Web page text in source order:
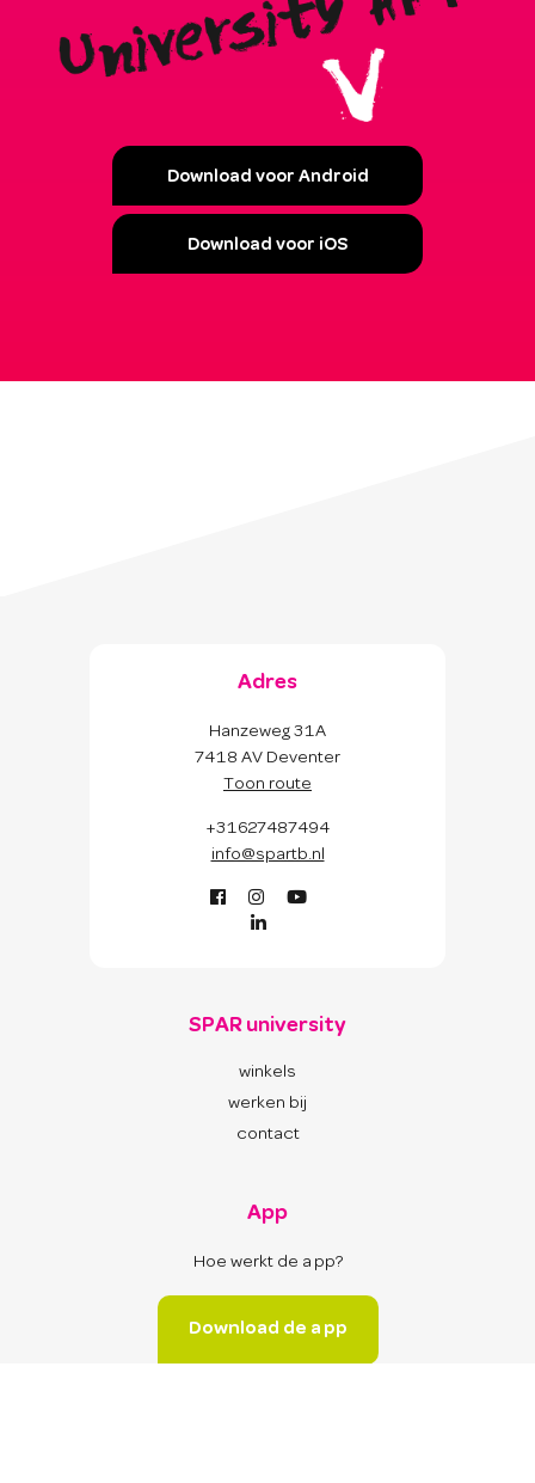
Download voor Android
Download voor iOS
Adres
Hanzeweg 31A
7418 AV Deventer
Toon route
+31627487494
info@spartb.nl
SPAR university
winkels
werken bij
contact
App
Hoe werkt de app?
Download de app